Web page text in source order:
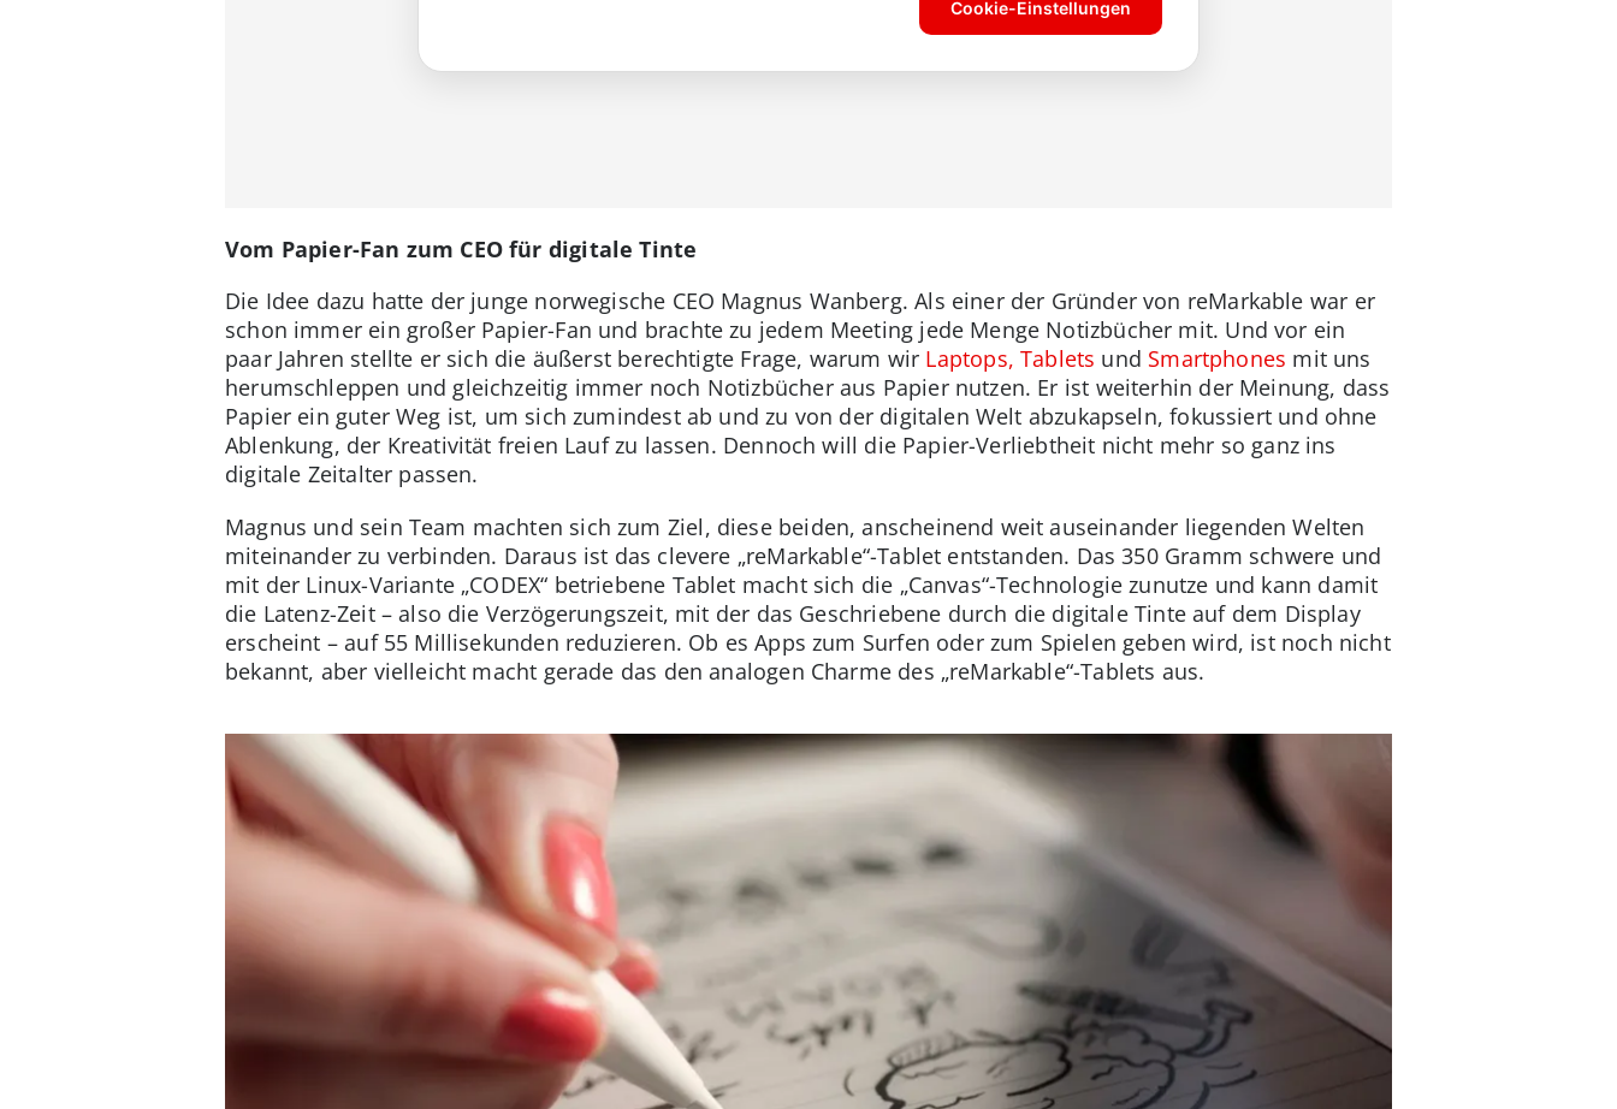
Vom Papier-Fan zum CEO für digitale Tinte
Die Idee dazu hatte der junge norwegische CEO Magnus Wanberg. Als einer der Gründer von reMarkable war er
schon immer ein großer Papier-Fan und brachte zu jedem Meeting jede Menge Notizbücher mit. Und vor ein
paar Jahren stellte er sich die äußerst berechtigte Frage, warum wir Laptops, Tablets und Smartphones mit uns
herumschleppen und gleichzeitig immer noch Notizbücher aus Papier nutzen. Er ist weiterhin der Meinung, dass
Papier ein guter Weg ist, um sich zumindest ab und zu von der digitalen Welt abzukapseln, fokussiert und ohne
Ablenkung, der Kreativität freien Lauf zu lassen. Dennoch will die Papier-Verliebtheit nicht mehr so ganz ins
digitale Zeitalter passen.
Magnus und sein Team machten sich zum Ziel, diese beiden, anscheinend weit auseinander liegenden Welten
miteinander zu verbinden. Daraus ist das clevere „reMarkable“-Tablet entstanden. Das 350 Gramm schwere und
mit der Linux-Variante „CODEX“ betriebene Tablet macht sich die „Canvas“-Technologie zunutze und kann damit
die Latenz-Zeit – also die Verzögerungszeit, mit der das Geschriebene durch die digitale Tinte auf dem Display
erscheint – auf 55 Millisekunden reduzieren. Ob es Apps zum Surfen oder zum Spielen geben wird, ist noch nicht
bekannt, aber vielleicht macht gerade das den analogen Charme des „reMarkable“-Tablets aus.